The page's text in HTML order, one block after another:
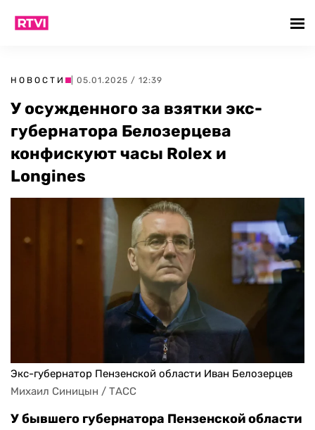
НОВОСТИ | 05.01.2025 / 12:39
У осужденного за взятки экс-
губернатора Белозерцева
конфискуют часы Rolex и
Longines
Экс-губернатор Пензенской области Иван Белозерцев
Михаил Синицын / ТАСС
У бывшего губернатора Пензенской области